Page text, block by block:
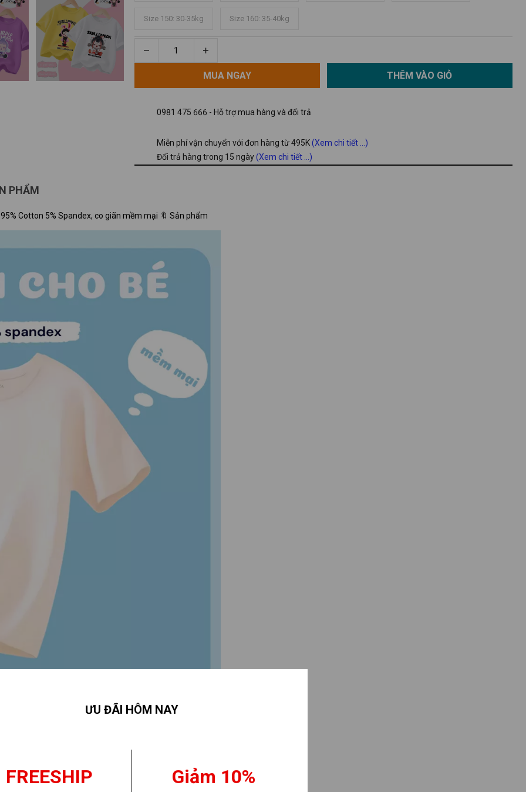
THÊM VÀO GIỎ
MUA NGAY
0981 475 666 - Hỗ trợ mua hàng và đổi trả
Miễn phí vận chuyển với đơn hàng từ 495K(Xem chi tiết ...)
Đổi trả hàng trong 15 ngày(Xem chi tiết ...)
Size 150: 30-35kg Size 160: 35-40kg
MUA NGAY
PHẨM
Cotton 5% Spandex, co giãn mềm mại 🔖 Sản phẩm
ƯU ĐÃI HÔM NAY
FREESHIP Giảm 10%